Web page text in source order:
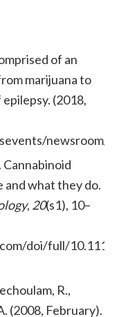
of an
marijuana to
(2018,
newsroom/
Cannabinoid
what they do.
, 20(s1), 10–
doi/full/10.1111/
R.,
(2008, February).